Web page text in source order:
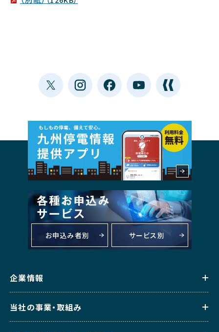
お申込み者別 サービス別
企業情報
当社の事業・取組み